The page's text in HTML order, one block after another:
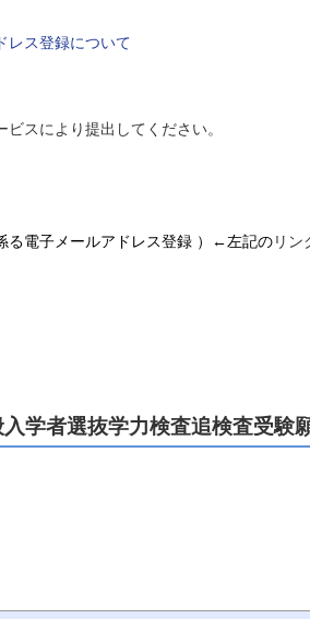
レス登録について
スにより提出してください。
る電子メールアドレス登録 ）←左記のリン
学者選抜学力検査追検査受験願